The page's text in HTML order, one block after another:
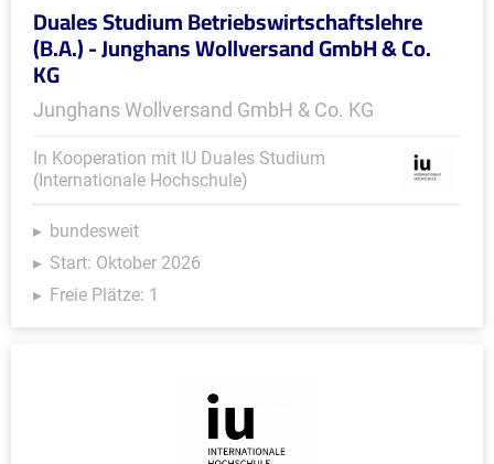
Duales Studium Betriebswirtschaftslehre
(B.A.) - Junghans Wollversand GmbH & Co.
KG
Junghans Wollversand GmbH & Co. KG
In Kooperation mit IU Duales Studium
(Internationale Hochschule)
bundesweit
Start: Oktober 2026
Freie Plätze: 1